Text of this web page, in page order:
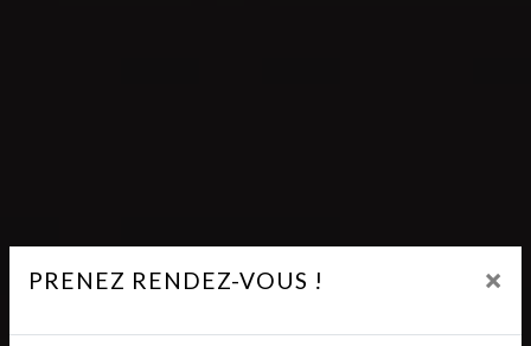
PRENEZ RENDEZ-VOUS ! ×